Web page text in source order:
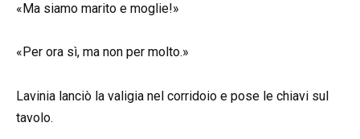
«Ma siamo marito e moglie!»
«Per ora sì, ma non per molto.»
Lavinia lanciò la valigia nel corridoio e pose le chiavi sul
tavolo.